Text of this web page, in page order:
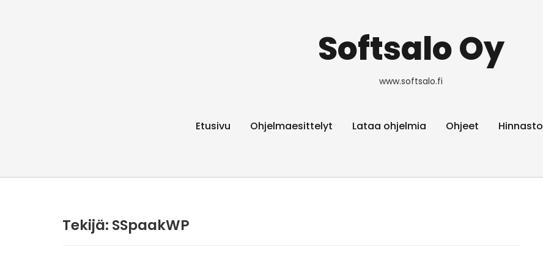
Softsalo Oy
www.softsalo.fi
Etusivu Ohjelmaesittelyt Lataa ohjelmia Ohjeet Hinnasto
Tekijä: SSpaakWP